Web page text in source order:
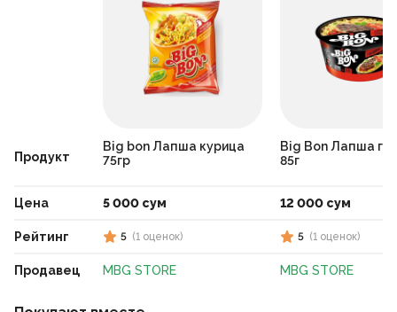
Продукт
Цена
Рейтинг
Продавец
Big bon Лапша курица
75гр
5 000 сум
5 (1 оценок)
MBG STORE
Big Bon Лапша
85г
12 000 сум
5 (1 оценок)
MBG STORE